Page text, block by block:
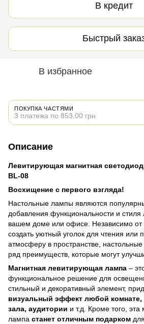
В кредит
Быстрый
В избранное
ПОКУПКА ЧАСТЯМИ
3 платежа по 853.00 грн
Описание
Левитирующая магнитная
BL-08
Восхищение с первого взгляда!
Настольные лампы являются
добавления функциональности и
вашем доме или офисе. Независимо от
создать уютный уголок для чтения или
атмосферу в пространстве,
ряд преимуществ, которые могут
Магнитная левитирующая лампа –
функциональное решение для
стильный и декоративный элемент,
визуальный эффект любой
зала, аудитории и т.д. Кроме того, эта
лампа станет отличным подарком